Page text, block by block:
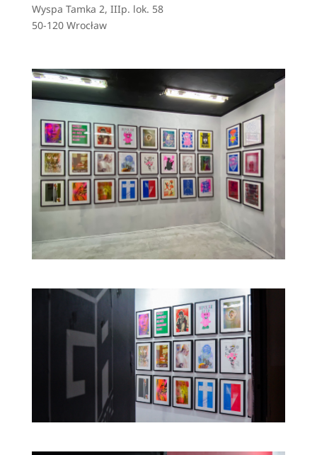
Wyspa Tamka 2, IIIp. lok. 58
50-120 Wrocław